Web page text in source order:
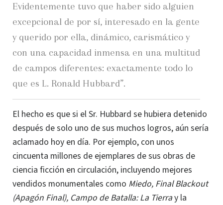
Evidentemente tuvo que haber sido alguien
excepcional de por sí, interesado en la gente
y querido por ella, dinámico, carismático y
con una capacidad inmensa en una multitud
de campos diferentes: exactamente todo lo
que es L. Ronald Hubbard”.
El hecho es que si el Sr. Hubbard se hubiera detenido
después de solo uno de sus muchos logros, aún sería
aclamado hoy en día. Por ejemplo, con unos
cincuenta millones de ejemplares de sus obras de
ciencia ficción en circulación, incluyendo mejores
vendidos monumentales como Miedo, Final Blackout
(Apagón Final), Campo de Batalla: La Tierray la